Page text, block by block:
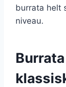
burrata helt
niveau.